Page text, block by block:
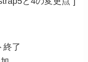
終了